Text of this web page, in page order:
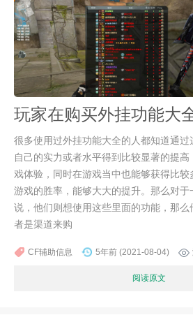
很多使用过外挂功能大全的人都知道通
自己的实力或者水平得到比较显著的提
戏体验，同时在游戏当中也能够获得比
游戏的胜率，能够大大的提升。那么对
说，他们则想使用这些里面的功能，那
者是渠道来购
CF辅助信息 5年前 (2021-08-04)
阅读原文